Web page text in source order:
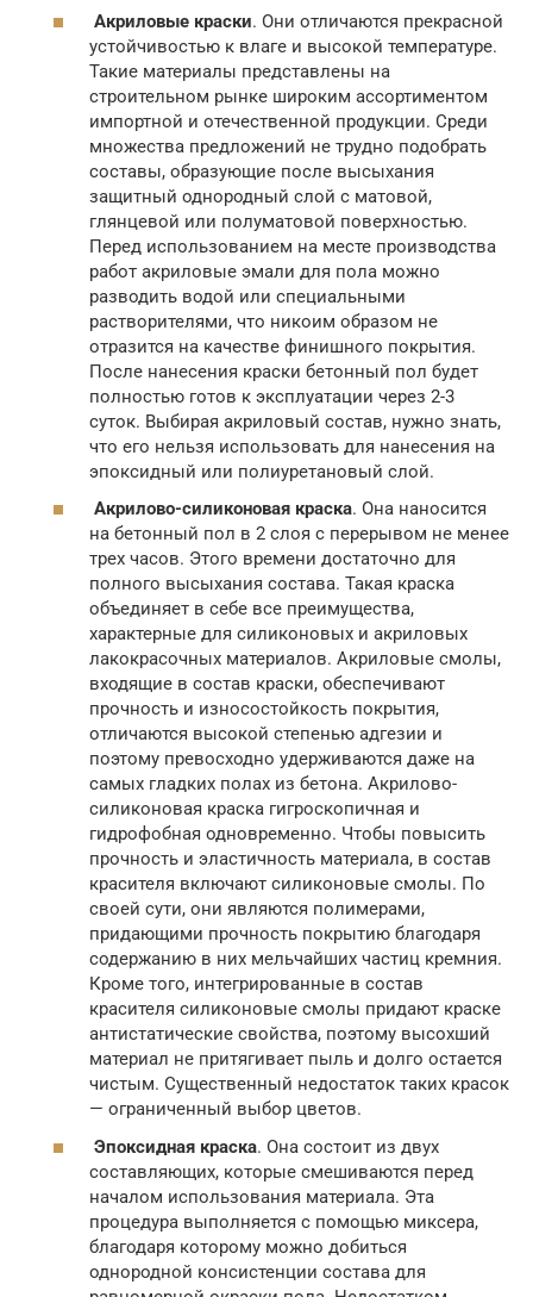
Акриловые краски. Они отличаются прекрасной
устойчивостью к влаге и высокой температуре.
Такие материалы представлены на
строительном рынке широким ассортиментом
импортной и отечественной продукции. Среди
множества предложений не трудно подобрать
составы, образующие после высыхания
защитный однородный слой с матовой,
глянцевой или полуматовой поверхностью.
Перед использованием на месте производства
работ акриловые эмали для пола можно
разводить водой или специальными
растворителями, что никоим образом не
отразится на качестве финишного покрытия.
После нанесения краски бетонный пол будет
полностью готов к эксплуатации через 2-3
суток. Выбирая акриловый состав, нужно знать,
что его нельзя использовать для нанесения на
эпоксидный или полиуретановый слой.
Акрилово-силиконовая краска. Она наносится
на бетонный пол в 2 слоя с перерывом не менее
трех часов. Этого времени достаточно для
полного высыхания состава. Такая краска
объединяет в себе все преимущества,
характерные для силиконовых и акриловых
лакокрасочных материалов. Акриловые смолы,
входящие в состав краски, обеспечивают
прочность и износостойкость покрытия,
отличаются высокой степенью адгезии и
поэтому превосходно удерживаются даже на
самых гладких полах из бетона. Акрилово-
силиконовая краска гигроскопичная и
гидрофобная одновременно. Чтобы повысить
прочность и эластичность материала, в состав
красителя включают силиконовые смолы. По
своей сути, они являются полимерами,
придающими прочность покрытию благодаря
содержанию в них мельчайших частиц кремния.
Кроме того, интегрированные в состав
красителя силиконовые смолы придают краске
антистатические свойства, поэтому высохший
материал не притягивает пыль и долго остается
чистым. Существенный недостаток таких красок
— ограниченный выбор цветов.
Эпоксидная краска. Она состоит из двух
составляющих, которые смешиваются перед
началом использования материала. Эта
процедура выполняется с помощью миксера,
благодаря которому можно добиться
однородной консистенции состава для